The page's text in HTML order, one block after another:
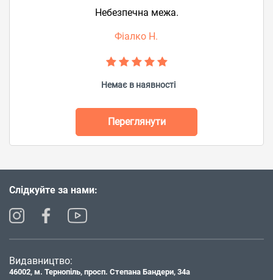
Небезпечна межа.
Фіалко Н.
Немає в наявності
Переглянути
Слідкуйте за нами:
Видавництво:
46002, м. Тернопіль, просп. Степана Бандери, 34а